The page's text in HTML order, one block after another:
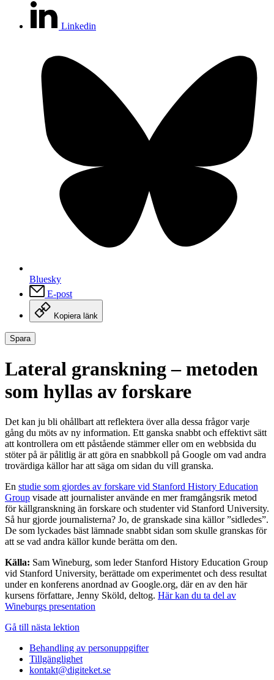
Linkedin
Bluesky
E-post
Kopiera länk
Spara
Lateral granskning – metoden
som hyllas av forskare
Det kan ju bli ohållbart att reflektera över alla dessa frågor varje
gång du möts av ny information. Ett ganska snabbt och effektivt sätt
att kontrollera om ett påstående stämmer eller om en webbsida du
stöter på är pålitlig är att göra en snabbkoll på Google om vad andra
trovärdiga källor har att säga om sidan du vill granska.
En studie som gjordes av forskare vid Stanford History Education
Group visade att journalister använde en mer framgångsrik metod
för källgranskning än forskare och studenter vid Stanford University.
Så hur gjorde journalisterna? Jo, de granskade sina källor ”sidledes”.
De som lyckades bäst lämnade snabbt sidan som skulle granskas för
att se vad andra källor kunde berätta om den.
Källa: Sam Wineburg, som leder Stanford History Education Group
vid Stanford University, berättade om experimentet och dess resultat
under en konferens anordnad av Google.org, där en av den här
kursens författare, Jenny Sköld, deltog. Här kan du ta del av
Wineburgs presentation
Gå till nästa lektion
Behandling av personuppgifter
Tillgänglighet
kontakt@digiteket.se